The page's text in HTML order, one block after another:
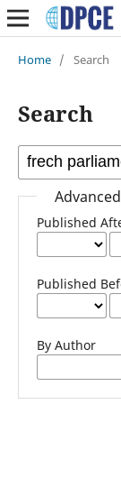
Home / Search
Search
Published
Published
By Author